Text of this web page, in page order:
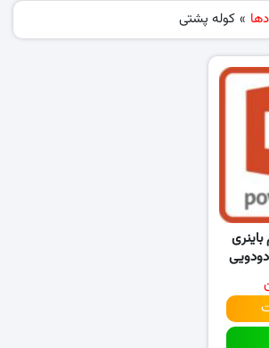
» کوله پشتی
باینری
پشتی